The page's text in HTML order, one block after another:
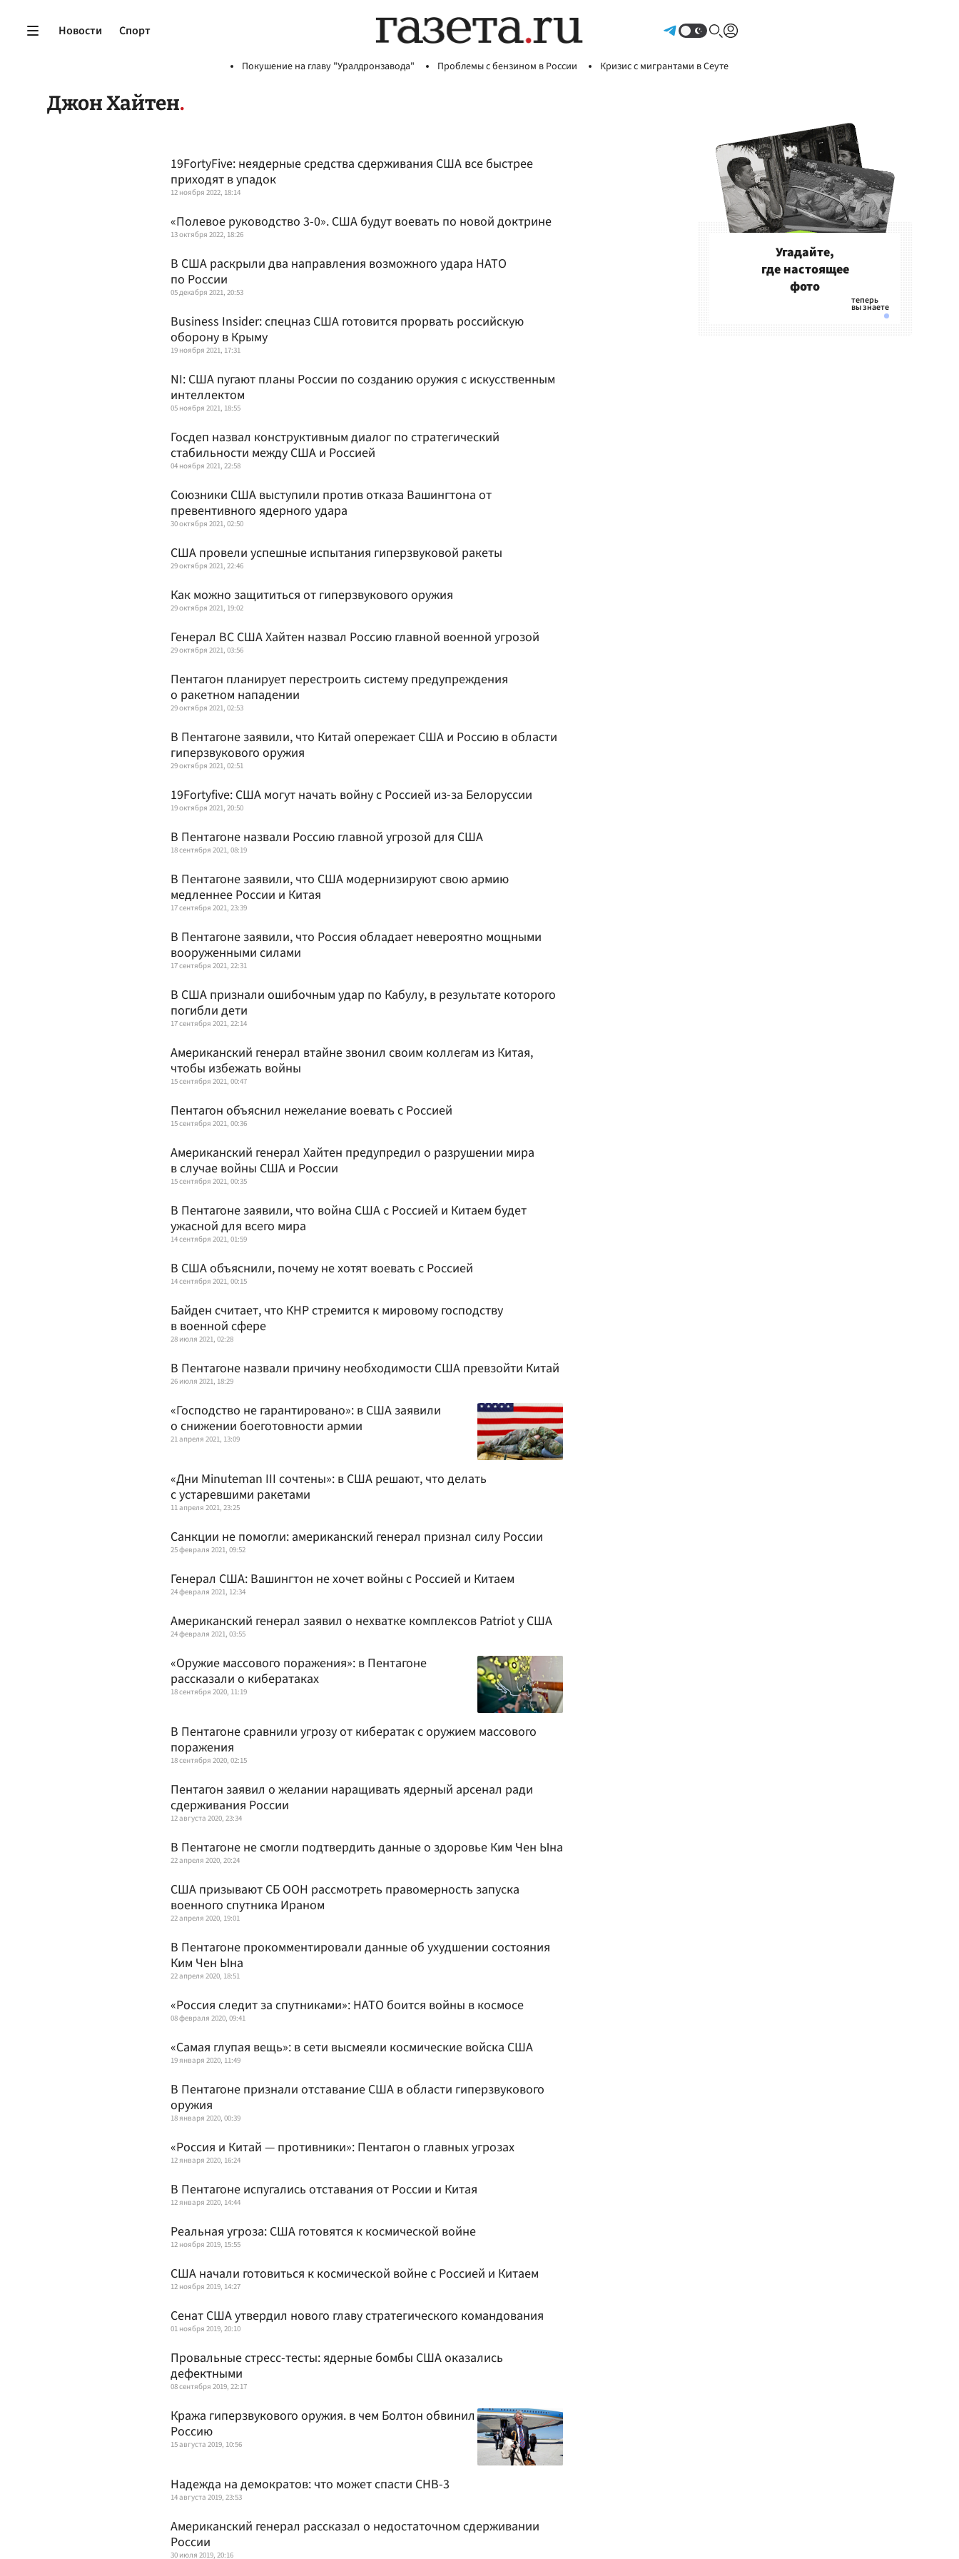
Новости Спорт
Покушение на главу "Уралдронзавода" Проблемы с бензином в России Кризис с мигрантами в Сеуте
Джон Хайтен
19FortyFive: неядерные средства сдерживания США все быстрее
приходят в упадок
12 ноября 2022, 18:14
«Полевое руководство 3-0». США будут воевать по новой доктрине
13 октября 2022, 18:26
В США раскрыли два направления возможного удара НАТО
по России
05 декабря 2021, 20:53
Business Insider: спецназ США готовится прорвать российскую
оборону в Крыму
19 ноября 2021, 17:31
NI: США пугают планы России по созданию оружия с искусственным
интеллектом
05 ноября 2021, 18:55
Госдеп назвал конструктивным диалог по стратегический
стабильности между США и Россией
04 ноября 2021, 22:58
Союзники США выступили против отказа Вашингтона от
превентивного ядерного удара
30 октября 2021, 02:50
США провели успешные испытания гиперзвуковой ракеты
29 октября 2021, 22:46
Как можно защититься от гиперзвукового оружия
29 октября 2021, 19:02
Генерал ВС США Хайтен назвал Россию главной военной угрозой
29 октября 2021, 03:56
Пентагон планирует перестроить систему предупреждения
о ракетном нападении
29 октября 2021, 02:53
В Пентагоне заявили, что Китай опережает США и Россию в области
гиперзвукового оружия
29 октября 2021, 02:51
19Fortyfive: США могут начать войну с Россией из-за Белоруссии
19 октября 2021, 20:50
В Пентагоне назвали Россию главной угрозой для США
18 сентября 2021, 08:19
В Пентагоне заявили, что США модернизируют свою армию
медленнее России и Китая
17 сентября 2021, 23:39
В Пентагоне заявили, что Россия обладает невероятно мощными
вооруженными силами
17 сентября 2021, 22:31
В США признали ошибочным удар по Кабулу, в результате которого
погибли дети
17 сентября 2021, 22:14
Американский генерал втайне звонил своим коллегам из Китая,
чтобы избежать войны
15 сентября 2021, 00:47
Пентагон объяснил нежелание воевать с Россией
15 сентября 2021, 00:36
Американский генерал Хайтен предупредил о разрушении мира
в случае войны США и России
15 сентября 2021, 00:35
В Пентагоне заявили, что война США с Россией и Китаем будет
ужасной для всего мира
14 сентября 2021, 01:59
В США объяснили, почему не хотят воевать с Россией
14 сентября 2021, 00:15
Байден считает, что КНР стремится к мировому господству
в военной сфере
28 июля 2021, 02:28
В Пентагоне назвали причину необходимости США превзойти Китай
26 июля 2021, 18:29
«Господство не гарантировано»: в США заявили
о снижении боеготовности армии
21 апреля 2021, 13:09
«Дни Minuteman III сочтены»: в США решают, что делать
с устаревшими ракетами
11 апреля 2021, 23:25
Санкции не помогли: американский генерал признал силу России
25 февраля 2021, 09:52
Генерал США: Вашингтон не хочет войны с Россией и Китаем
24 февраля 2021, 12:34
Американский генерал заявил о нехватке комплексов Patriot у США
24 февраля 2021, 03:55
«Оружие массового поражения»: в Пентагоне
рассказали о кибератаках
18 сентября 2020, 11:19
В Пентагоне сравнили угрозу от кибератак с оружием массового
поражения
18 сентября 2020, 02:15
Пентагон заявил о желании наращивать ядерный арсенал ради
сдерживания России
12 августа 2020, 23:34
В Пентагоне не смогли подтвердить данные о здоровье Ким Чен Ына
22 апреля 2020, 20:24
США призывают СБ ООН рассмотреть правомерность запуска
военного спутника Ираном
22 апреля 2020, 19:01
В Пентагоне прокомментировали данные об ухудшении состояния
Ким Чен Ына
22 апреля 2020, 18:51
«Россия следит за спутниками»: НАТО боится войны в космосе
08 февраля 2020, 09:41
«Самая глупая вещь»: в сети высмеяли космические войска США
19 января 2020, 11:49
В Пентагоне признали отставание США в области гиперзвукового
оружия
18 января 2020, 00:39
«Россия и Китай — противники»: Пентагон о главных угрозах
12 января 2020, 16:24
В Пентагоне испугались отставания от России и Китая
12 января 2020, 14:44
Реальная угроза: США готовятся к космической войне
12 ноября 2019, 15:55
США начали готовиться к космической войне с Россией и Китаем
12 ноября 2019, 14:27
Сенат США утвердил нового главу стратегического командования
01 ноября 2019, 20:10
Провальные стресс-тесты: ядерные бомбы США оказались
дефектными
08 сентября 2019, 22:17
Кража гиперзвукового оружия. в чем Болтон обвинил
Россию
15 августа 2019, 10:56
Надежда на демократов: что может спасти СНВ-3
14 августа 2019, 23:53
Американский генерал рассказал о недостаточном сдерживании
России
30 июля 2019, 20:16
Угадайте,
где настоящее
фото